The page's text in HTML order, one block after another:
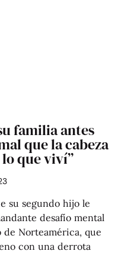
familia antes
que la cabeza
que viví”
su segundo hijo le
desafío mental
Norteamérica, que
con una derrota